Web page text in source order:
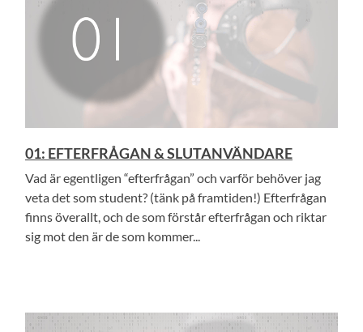
01: EFTERFRÅGAN & SLUTANVÄNDARE
Vad är egentligen “efterfrågan” och varför behöver jag
veta det som student? (tänk på framtiden!) Efterfrågan
finns överallt, och de som förstår efterfrågan och riktar
sig mot den är de som kommer...